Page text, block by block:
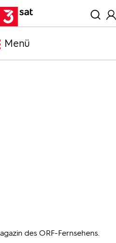
Menü
des ORF-Fernsehens.